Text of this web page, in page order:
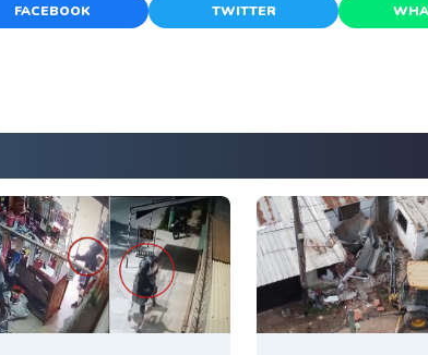
FACEBOOK TWITTER